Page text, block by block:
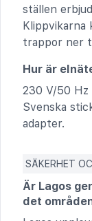
ställen
Klippvikarna
trappor ner
Hur är
230 V/50 Hz
Svenska
adapter.
SÄKERHET
Är Lagos
det